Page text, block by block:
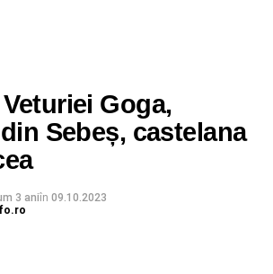
Goga,
Sebeș, castelana
3 aniîn 09.10.2023